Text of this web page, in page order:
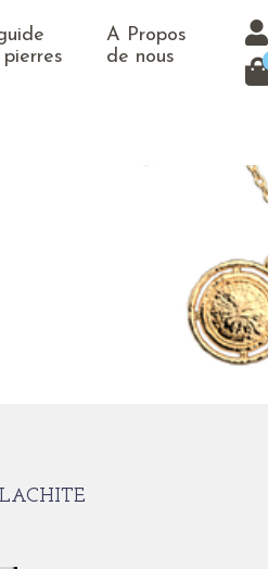
A Propos
de nous